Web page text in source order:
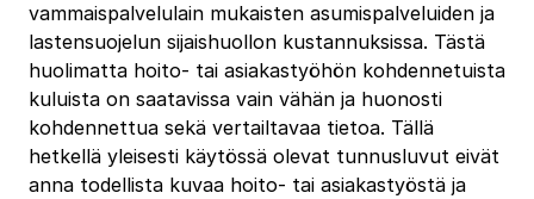
vammaispalvelulain mukaisten asumispalveluiden ja
lastensuojelun sijaishuollon kustannuksissa. Tästä
huolimatta hoito- tai asiakastyöhön kohdennetuista
kuluista on saatavissa vain vähän ja huonosti
kohdennettua sekä vertailtavaa tietoa. Tällä
hetkellä yleisesti käytössä olevat tunnusluvut eivät
anna todellista kuvaa hoito- tai asiakastyöstä ja